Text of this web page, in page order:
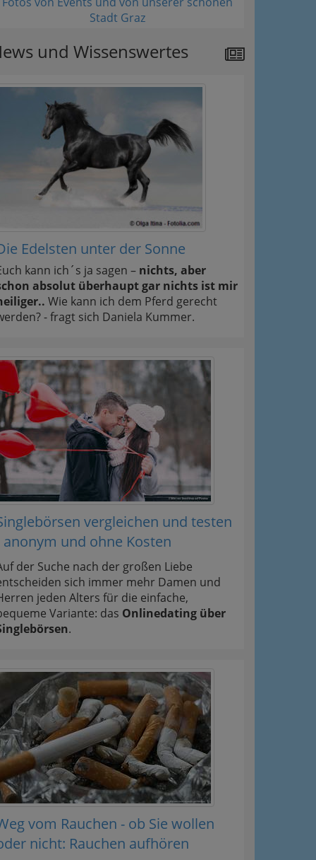
Stadt Graz
und Wissenswertes
Edelsten unter der Sonne
kann ich´s ja sagen – nichts, aber
absolut überhaupt gar nichts ist mir
Wie kann ich dem Pferd gerecht
- fragt sich Daniela Kummer.
vergleichen und testen
anonym und ohne Kosten
der Suche nach der großen Liebe
sich immer mehr Damen und
jeden Alters für die einfache,
Variante: das Onlinedating über
.
vom Rauchen - ob Sie wollen
nicht: Rauchen aufhören